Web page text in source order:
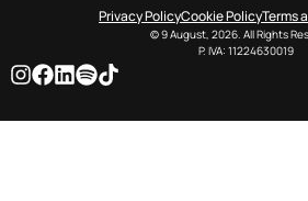
Privacy PolicyCookie PolicyTerms
© 9 August, 2026. All Rights
P. IVA: 11224630019